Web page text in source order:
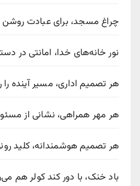
چراغ مسجد، برای عبادت
نور خانه‌های خدا، امانتی در
هر تصمیم اداری، مسیر آینده
هر مهر همراهی، نشانی از
هر تصمیم هوشمندانه، کلید
باد خنک، با دور کند کولر هم